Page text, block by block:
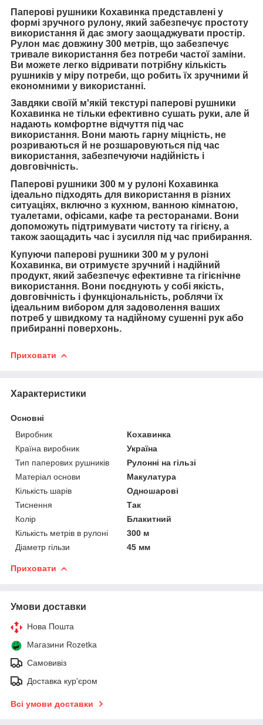
Паперові рушники Кохавинка представлені у
формі зручного рулону, який забезпечує простоту
використання й дає змогу заощаджувати простір.
Рулон має довжину 300 метрів, що забезпечує
тривале використання без потреби частої заміни.
Ви можете легко відривати потрібну кількість
рушників у міру потреби, що робить їх зручними й
економними у використанні.
Завдяки своїй м'якій текстурі паперові рушники
Кохавинка не тільки ефективно сушать руки, але й
надають комфортне відчуття під час
використання. Вони мають гарну міцність, не
розриваються й не розшаровуються під час
використання, забезпечуючи надійність і
довговічність.
Паперові рушники 300 м у рулоні Кохавинка
ідеально підходять для використання в різних
ситуаціях, включно з кухнюм, ванною кімнатою,
туалетами, офісами, кафе та ресторанами. Вони
допоможуть підтримувати чистоту та гігієну, а
також заощадить час і зусилля під час прибирання.
Купуючи паперові рушники 300 м у рулоні
Кохавинка, ви отримуєте зручний і надійний
продукт, який забезпечує ефективне та гігієнічне
використання. Вони поєднують у собі якість,
довговічність і функціональність, роблячи їх
ідеальним вибором для задоволення ваших
потреб у швидкому та надійному сушенні рук або
прибиранні поверхонь.
Приховати
Характеристики
Основні
Виробник
Кохавинка
Країна виробник
Україна
Тип паперових рушників
Рулонні на гільзі
Матеріал основи
Макулатура
Кількість шарів
Одношарові
Тиснення
Так
Колір
Блакитний
Кількість метрів в рулоні
300 м
Діаметр гільзи
45 мм
Приховати
Умови доставки
Нова Пошта
Магазини Rozetka
Самовивіз
Доставка кур'єром
Всі умови доставки